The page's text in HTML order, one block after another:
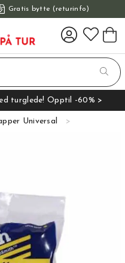
Gratis bytte (returinfo)
turglede! Opptil -60% >
Universal